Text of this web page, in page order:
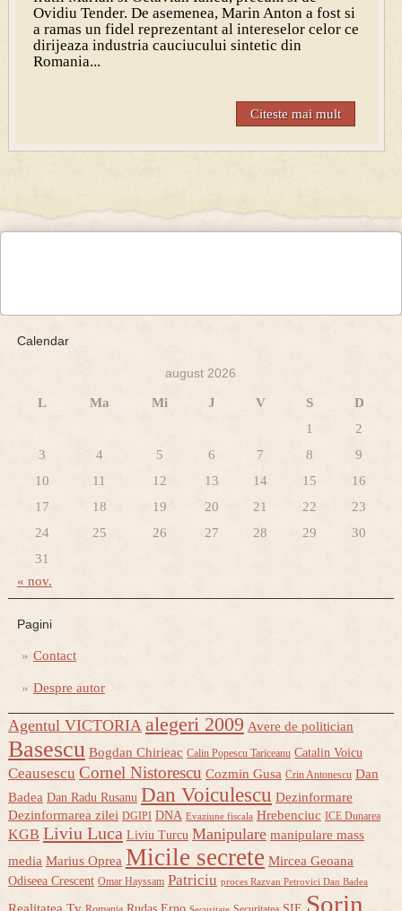
Ovidiu Tender. De asemenea, Marin Anton a fost si
a ramas un fidel reprezentant al intereselor celor ce
dirijeaza industria cauciucului sintetic din
Romania...
Citeste mai mult
Calendar
august 2026
L Ma Mi J V S
D
1
2
3
4 5 6 7 8
9
10
11 12 13 14 15
16
17
18 19 20 21 22
23
24
25 26 27 28 29
30
31
« nov.
Pagini
Contact
Despre autor
Agentul VICTORIA alegeri 2009 Avere de politician
Basescu Bogdan Chirieac Calin Popescu Tariceanu Catalin Voicu
Ceausescu Cornel Nistorescu Cozmin Gusa Crin Antonescu Dan
Badea Dan Radu Rusanu Dan Voiculescu Dezinformare
Dezinformarea zilei DGIPI DNA Evaziune fiscala Hrebenciuc ICE Dunarea
KGB Liviu Luca Liviu Turcu Manipulare manipulare mass
media Marius Oprea Micile secrete Mircea Geoana
Odiseea Crescent Omar Hayssam Patriciu proces Razvan Petrovici Dan Badea
Sorin